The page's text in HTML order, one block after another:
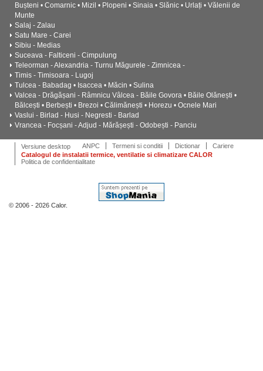
Bușteni • Comarnic • Mizil • Plopeni • Sinaia • Slănic • Urlați • Vălenii de
Munte
Salaj - Zalau
Satu Mare - Carei
Sibiu - Medias
Suceava - Falticeni - Cimpulung
Teleorman - Alexandria - Turnu Măgurele - Zimnicea -
Timis - Timisoara - Lugoj
Tulcea - Babadag • Isaccea • Măcin • Sulina
Valcea - Drăgășani - Râmnicu Vâlcea - Băile Govora • Băile Olănești •
Bălcești • Berbești • Brezoi • Călimănești • Horezu • Ocnele Mari
Vaslui - Birlad - Husi - Negresti - Barlad
Vrancea - Focșani - Adjud - Mărășești - Odobești - Panciu
Versiune desktop ANPC Termeni si conditii Dictionar
Cariere
Catalogul de instalatii termice, ventilatie si climatizare CALOR
Politica de confidentialitate
© 2006 - 2026 Calor.